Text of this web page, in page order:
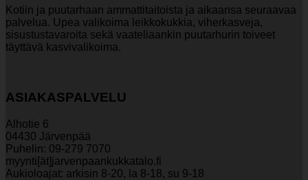
Kotiin ja puutarhaan ammattitaitoista ja aikaansa seuraavaa
palvelua. Upea valikoima leikkokukkia, viherkasveja,
sisustustavaroita sekä vaateliaankin puutarhurin toiveet
täyttävä kasvivalikoima.
ASIAKASPALVELU
Alhotie 6
04430 Järvenpää
Puhelin: 09-279 7070
myynti[ät]jarvenpaankukkatalo.fi
Aukioloajat: arkisin 8-20, la 8-18, su 9-18